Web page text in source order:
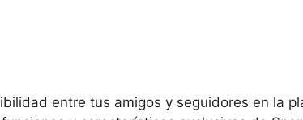
​entre tus amigos y seguidores​ en la